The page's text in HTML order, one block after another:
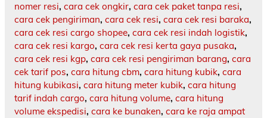
nomer resi, cara cek ongkir, cara cek paket tanpa resi,
cara cek pengiriman, cara cek resi, cara cek resi baraka,
cara cek resi cargo shopee, cara cek resi indah logistik,
cara cek resi kargo, cara cek resi kerta gaya pusaka,
cara cek resi kgp, cara cek resi pengiriman barang, cara
cek tarif pos, cara hitung cbm, cara hitung kubik, cara
hitung kubikasi, cara hitung meter kubik, cara hitung
tarif indah cargo, cara hitung volume, cara hitung
volume ekspedisi, cara ke bunaken, cara ke raja ampat